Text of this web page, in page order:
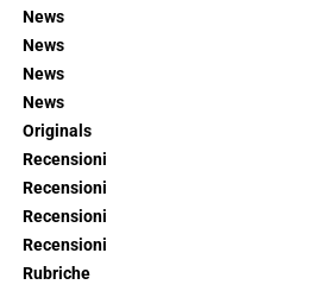
News
News
News
News
Originals
Recensioni
Recensioni
Recensioni
Recensioni
Rubriche